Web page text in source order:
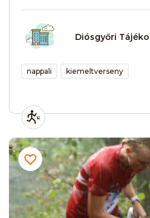
Diósgyőri
nappali kiemeltverseny